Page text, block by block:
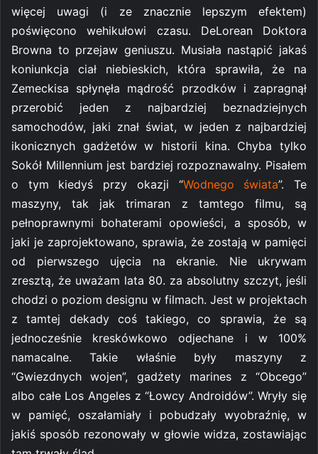
więcej uwagi (i ze znacznie lepszym efektem)
poświęcono wehikułowi czasu. DeLorean Doktora
Browna to przejaw geniuszu. Musiała nastąpić jakaś
koniunkcja ciał niebieskich, która sprawiła, że na
Zemeckisa spłynęła mądrość przodków i zapragnął
przerobić jeden z najbardziej beznadziejnych
samochodów, jaki znał świat, w jeden z najbardziej
ikonicznych gadżetów w historii kina. Chyba tylko
Sokół Millennium jest bardziej rozpoznawalny. Pisałem
o tym kiedyś przy okazji “Wodnego świata”. Te
maszyny, tak jak trimaran z tamtego filmu, są
pełnoprawnymi bohaterami opowieści, a sposób, w
jaki je zaprojektowano, sprawia, że zostają w pamięci
od pierwszego ujęcia na ekranie. Nie ukrywam
zresztą, że uważam lata 80. za absolutny szczyt, jeśli
chodzi o poziom designu w filmach. Jest w projektach
z tamtej dekady coś takiego, co sprawia, że są
jednocześnie kreskówkowo odjechane i w 100%
namacalne. Takie właśnie były maszyny z
“Gwiezdnych wojen”, gadżety marines z “Obcego”
albo całe Los Angeles z “Łowcy Androidów”. Wryły się
w pamięć, oszałamiały i pobudzały wyobraźnię, w
jakiś sposób rezonowały w głowie widza, zostawiając